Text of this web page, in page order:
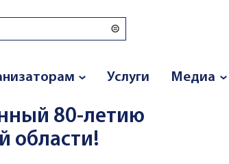
Услуги Медиа
80-летию
области!